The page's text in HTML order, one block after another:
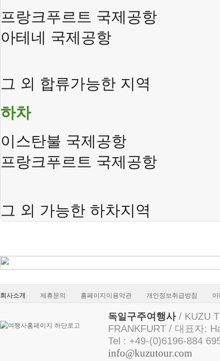
프랑크푸르트 국제공항
아테네 국제공항
그 외 합류가능한 지역
하차
이스탄불 국제공항
프랑크푸르트 국제공항
그 외 가능한 하차지역
회사소개 제휴문의 홈페이지이용약관 개인정보취급방침
독일 구주여행사/ KUZU
FRANKFURT / 대표자:
Tel : +49-(0)6196-884
info@kuzutour.com